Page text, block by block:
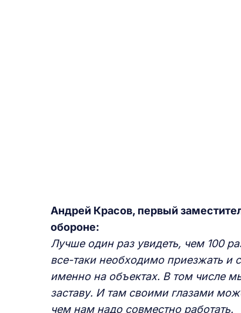
Андрей Красов, первый
обороне:
Лучше один раз увидеть, чем 100
все-таки необходимо приезжать и
именно на объектах. В том числе
заставу. И там своими глазами
чем нам надо совместно работать.